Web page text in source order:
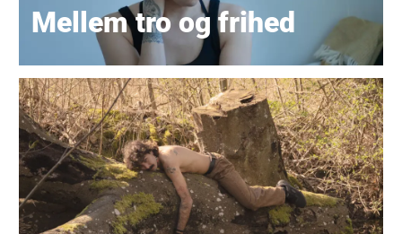
Mellem tro og frihed